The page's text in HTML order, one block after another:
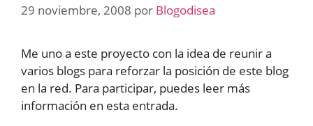
29 noviembre, 2008 por Blogodisea
Me uno a este proyecto con la idea de reunir a
varios blogs para reforzar la posición de este blog
en la red. Para participar, puedes leer más
información en esta entrada.